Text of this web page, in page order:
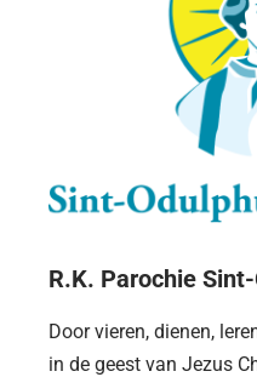
R.K. Parochie
Door vieren, dienen,
in de geest van Jezus